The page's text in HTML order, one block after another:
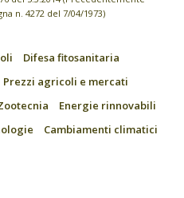
n. 4272 del 7/04/1973)
Difesa fitosanitaria
Prezzi agricoli e mercati
Energie rinnovabili
Cambiamenti climatici